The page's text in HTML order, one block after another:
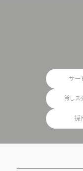
サー
貸しス
採